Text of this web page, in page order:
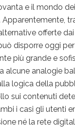
e il mondo
offerte
disporre oggi
più grande e
alcune analogie
logica della
sui contenuti
i casi gli utenti
né la rete